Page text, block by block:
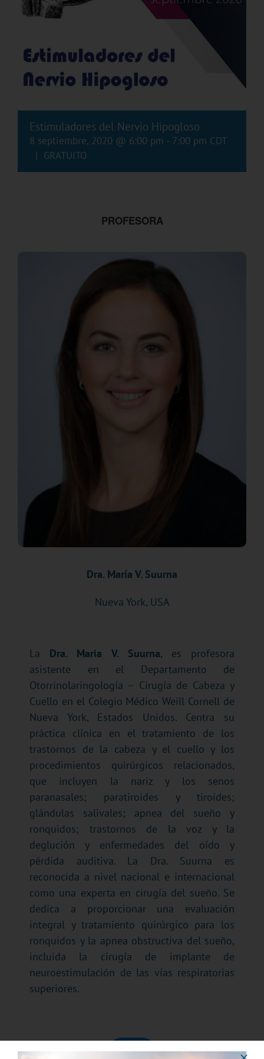
Estimuladores del Nervio Hipogloso
8 septiembre, 2020 @ 6:00 pm - 7:00 pm CDT
| GRATUITO
PROFESORA
Dra. María V. Suurna
Nueva York, USA
La Dra. Maria V. Suurna, es profesora
asistente en el Departamento de
Otorrinolaringología – Cirugía de Cabeza y
Cuello en el Colegio Médico Weill Cornell de
Nueva York, Estados Unidos. Centra su
práctica clínica en el tratamiento de los
trastornos de la cabeza y el cuello y los
procedimientos quirúrgicos relacionados,
que incluyen la nariz y los senos
paranasales; paratiroides y tiroides;
glándulas salivales; apnea del sueño y
ronquidos; trastornos de la voz y la
deglución y enfermedades del oído y
pérdida auditiva. La Dra. Suurna es
reconocida a nivel nacional e internacional
como una experta en cirugía del sueño. Se
dedica a proporcionar una evaluación
integral y tratamiento quirúrgico para los
ronquidos y la apnea obstructiva del sueño,
incluida la cirugía de implante de
neuroestimulación de las vías respiratorias
superiores.